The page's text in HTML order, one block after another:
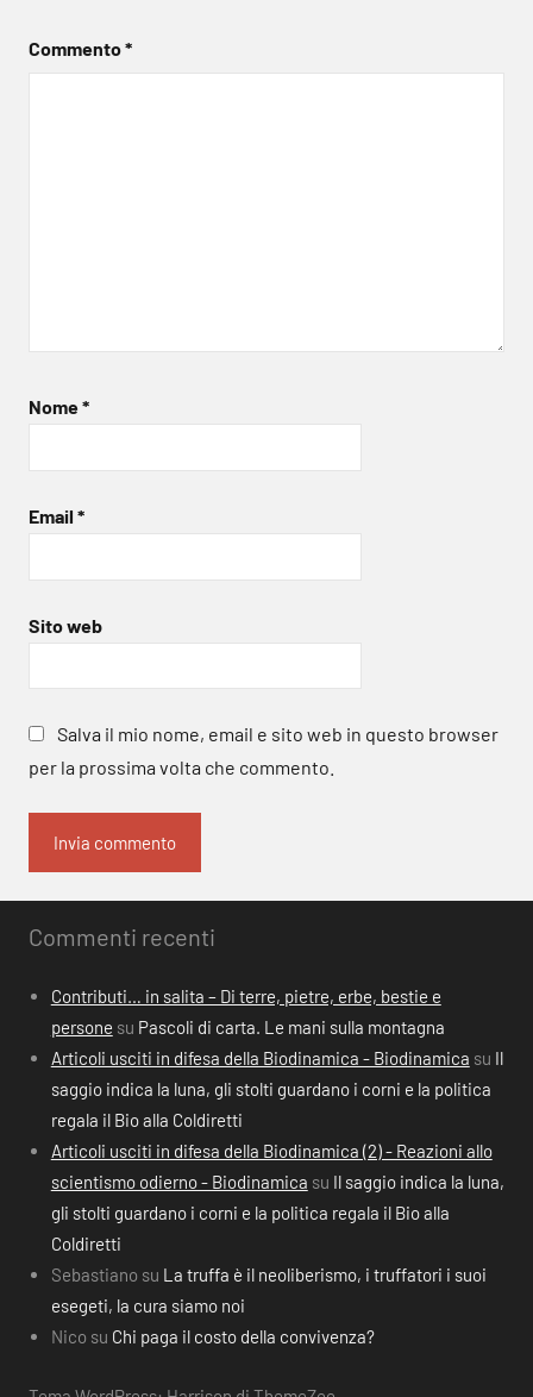
Commento*
Nome*
Email *
Sito web
Salva il mio nome, email e sito web in questo browser
per la prossima volta che commento.
Commenti recenti
Contributi… in salita – Di terre, pietre, erbe, bestie e
persone su Pascoli di carta. Le mani sulla montagna
Articoli usciti in difesa della Biodinamica - Biodinamica su Il
saggio indica la luna, gli stolti guardano i corni e la politica
regala il Bio alla Coldiretti
Articoli usciti in difesa della Biodinamica (2) - Reazioni allo
scientismo odierno - Biodinamica su Il saggio indica la luna,
gli stolti guardano i corni e la politica regala il Bio alla
Coldiretti
Sebastiano su La truffa è il neoliberismo, i truffatori i suoi
esegeti, la cura siamo noi
Nico su Chi paga il costo della convivenza?